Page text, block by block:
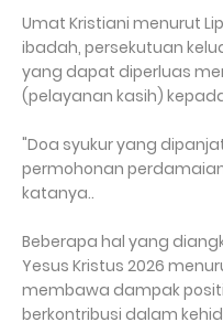
Umat Kristiani menurut
ibadah, persekutuan
yang dapat diperluas
(pelayanan kasih)
"Doa syukur yang
permohonan
katanya..
Beberapa hal yang
Yesus Kristus 2026
membawa dampak
berkontribusi dalam